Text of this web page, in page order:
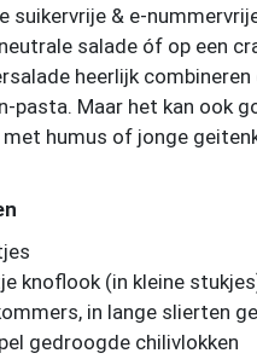
suikervrije & e-
salade óf op een
heerlijk combineren
pasta. Maar het kan ook
met humus of jonge
knoflook (in kleine
in lange slierten
gedroogde chilivlokken